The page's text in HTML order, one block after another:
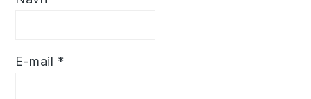
E-mail *